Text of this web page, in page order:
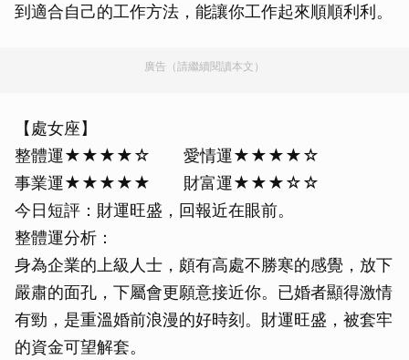
到適合自己的工作方法，能讓你工作起來順順利利。
廣告（請繼續閱讀本文）
【處女座】
整體運★★★★☆ 愛情運★★★★☆
事業運★★★★★ 財富運★★★☆☆
今日短評：財運旺盛，回報近在眼前。
整體運分析：
身為企業的上級人士，頗有高處不勝寒的感覺，放下
嚴肅的面孔，下屬會更願意接近你。已婚者顯得激情
有勁，是重溫婚前浪漫的好時刻。財運旺盛，被套牢
的資金可望解套。